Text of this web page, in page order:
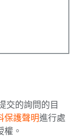
交的詢問的目
保護聲明進行處
。